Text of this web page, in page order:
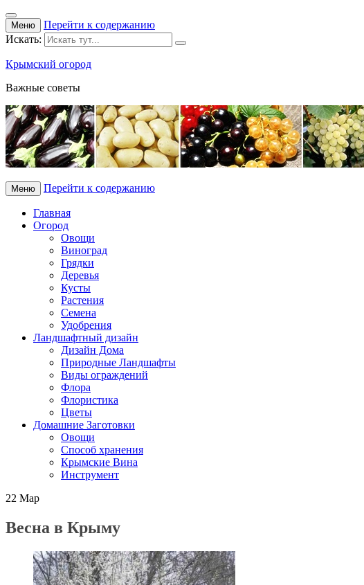
Меню
Перейти к содержанию
Искать:
Крымский огород
Важные советы
Меню Перейти к содержанию
Главная
Огород
Овощи
Виноград
Грядки
Деревья
Кусты
Растения
Семена
Удобрения
Ландшафтный дизайн
Дизайн Дома
Природные Ландшафты
Виды ограждений
Флора
Флористика
Цветы
Домашние Заготовки
Овощи
Способ хранения
Крымские Вина
Инструмент
22 Мар
Весна в Крыму